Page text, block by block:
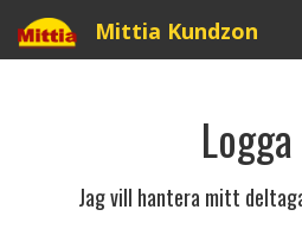
Mittia Kundzon
Jag vill hantera mitt